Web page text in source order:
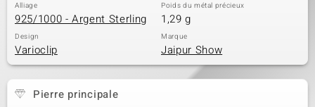
Alliage
925/1000 - Argent Sterling
Poids du métal précieux
1,29 g
Design
Varioclip
Marque
Jaipur Show
Pierre principale